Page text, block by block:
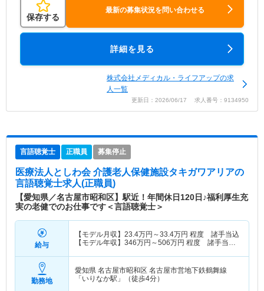
保存する
最新の募集状況を問い合わせる
詳細を見る
株式会社メディカル・ライフアップの求
人一覧
更新日：2026/06/17 求人番号：9134950
言語聴覚士 正職員 募集停止
医療法人としわ会 介護老人保健施設タキガワアリアの
言語聴覚士求人(正職員)
【愛知県／名古屋市昭和区】駅近！年間休日120日♪福利厚生充
実の老健でのお仕事です＜言語聴覚士＞
給与
【モデル月収】 23.4万円～33.4万円 程度 諸手当込
【モデル年収】 346万円～506万円 程度 諸手当・
勤務地
愛知県 名古屋市昭和区 名古屋市営地下鉄鶴舞線
「いりなか駅」（徒歩4分）